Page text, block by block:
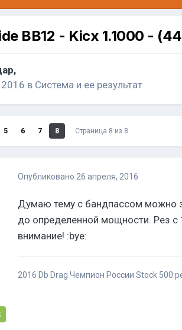
BB12 - Kicx 1.1000 -
,
в Система и ее результат
5 6 7 8 Страница 8 из 8
Опубликовано 26 апреля, 2016
Думаю тему с бандпассом можно
до определенной мощности. Рез
внимание! :bye:
2016 Db Drag Чемпион России Stock